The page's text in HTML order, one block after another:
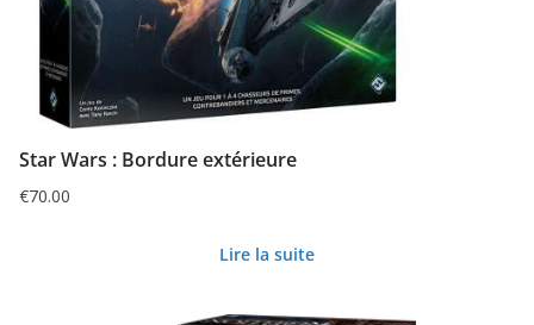
Star Wars : Bordure extérieure
€70.00
Lire la suite